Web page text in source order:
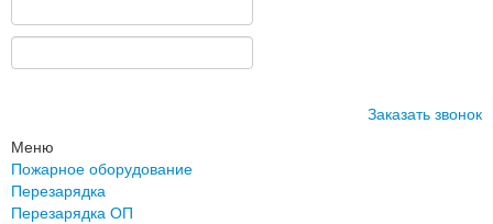
Заказать звонок
Меню
Пожарное оборудование
Перезарядка
Перезарядка ОП